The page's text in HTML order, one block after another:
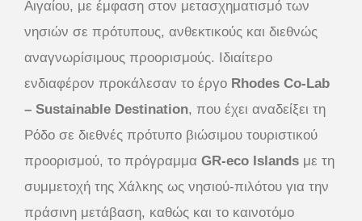
Αιγαίου, με έμφαση στον μετασχηματισμό των
νησιών σε πρότυπους, ανθεκτικούς και διεθνώς
αναγνωρίσιμους προορισμούς. Ιδιαίτερο
ενδιαφέρον προκάλεσαν το έργο Rhodes Co-Lab
– Sustainable Destination, που έχει αναδείξει τη
Ρόδο σε διεθνές πρότυπο βιώσιμου τουριστικού
προορισμού, το πρόγραμμα GR-eco Islands με τη
συμμετοχή της Χάλκης ως νησιού-πιλότου για την
πράσινη μετάβαση, καθώς και το καινοτόμο